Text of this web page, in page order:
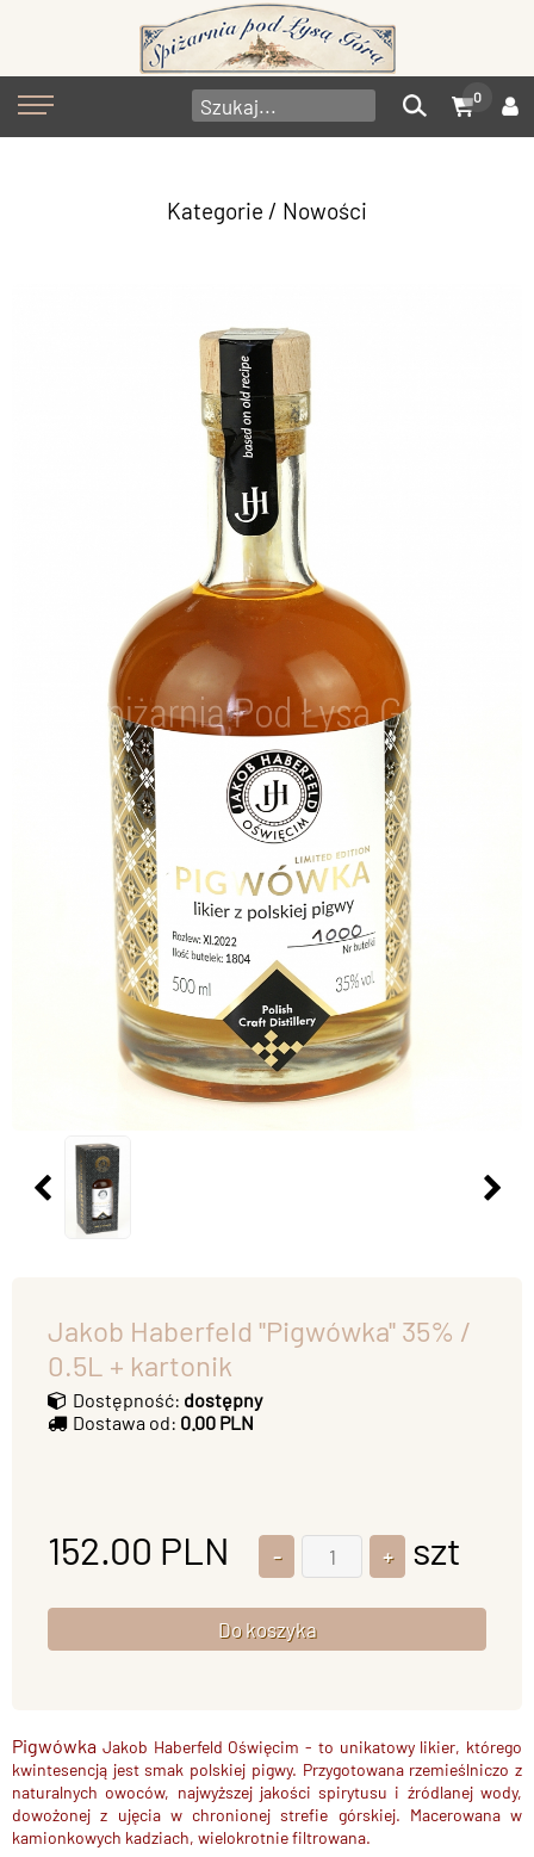
0
Kategorie / Nowości
Jakob Haberfeld ''Pigwówka'' 35% /
0.5L + kartonik
Dostępność: dostępny
Dostawa od: 0.00 PLN
152.00 PLN szt
Pigwówka Jakob Haberfeld Oświęcim - to unikatowy likier, którego
kwintesencją jest smak polskiej pigwy. Przygotowana rzemieślniczo z
naturalnych owoców, najwyższej jakości spirytusu i źródlanej wody,
dowożonej z ujęcia w chronionej strefie górskiej. Macerowana w
kamionkowych kadziach, wielokrotnie filtrowana.